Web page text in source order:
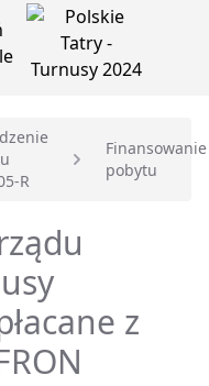
R
Finansowanie
pobytu
z